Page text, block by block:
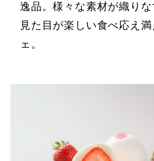
逸品。様々な素材が織り
見た目が楽しい食べ応え
ェ。